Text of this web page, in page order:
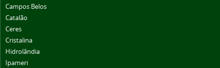
Campos Belos
Catalão
Ceres
Cristalina
Hidrolândia
Ipameri